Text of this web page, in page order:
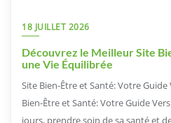
18 JUILLET 2026
Découvrez le Meilleur Site
une Vie Équilibrée
Site Bien-Être et Santé: Votre
Bien-Être et Santé: Votre Guide
jours, prendre soin de sa santé et